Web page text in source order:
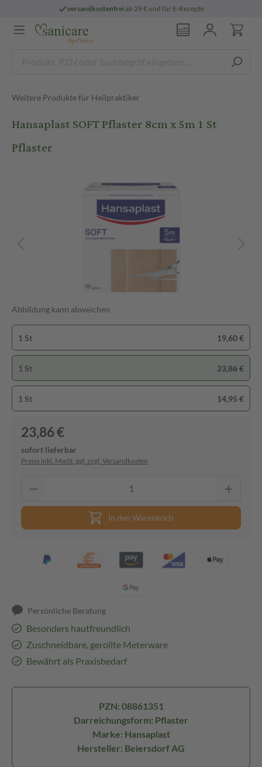
versandkostenfreiab 29 € und für E-Rezepte
Weitere Produkte für Heilpraktiker
Hansaplast SOFT Pflaster 8cm x 5m 1 St
Pflaster
Abbildung kann abweichen
1 St 19,60 €
1 St 23,86 €
1 St 14,95 €
23,86 €
sofort lieferbar
Preise inkl. MwSt. ggf. zzgl. Versandkosten
In den Warenkorb
Persönliche Beratung
Besonders hautfreundlich
Zuschneidbare, gerollte Meterware
Bewährt als Praxisbedarf
PZN: 08861351
Darreichungsform: Pflaster
Marke: Hansaplast
Hersteller: Beiersdorf AG